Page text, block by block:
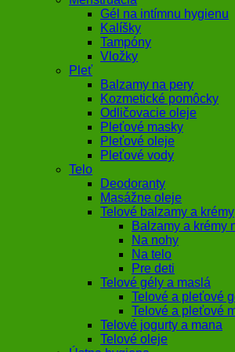
Gél na intímnu hygienu
Kalíšky
Tampóny
Vložky
Pleť
Balzamy na pery
Kozmetické pomôcky
Odličovacie oleje
Pleťové masky
Pleťové oleje
Pleťové vody
Telo
Deodoranty
Masážne oleje
Telové balzamy a krémy
Balzamy a krémy
Na nohy
Na telo
Pre deti
Telové gély a maslá
Telové a pleťové
Telové a pleťové
Telové jogurty a mana
Telové oleje